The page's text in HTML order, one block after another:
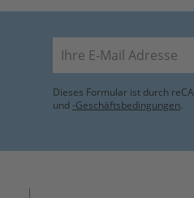
E-Mail
Dieses Formular ist durch
und -Geschäftsbedingungen.